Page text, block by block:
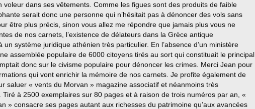
voleur dans ses vêtements. Comme les figues sont des produits de faible
serait donc une personne qui n’hésitait pas à dénoncer des vols sans
être plus précis, sinon vous allez me répondre que jamais plus vous ne
de nos carnets, l’existence de délateurs dans la Grèce antique
un système juridique athénien très particulier. En l’absence d’un ministère
assemblée populaire de 6000 citoyens tirés au sort qui constituait le principal
donc sur le civisme populaire pour dénoncer les crimes. Merci Jean pour
qui vont enrichir la mémoire de nos carnets. Je profite également de
saluer « vents du Morvan » magazine associatif et néanmoins très
Tiré à 2500 exemplaires sur 80 pages et à raison de trois numéros par an, «
» consacre ses pages autant aux richesses du patrimoine qu’aux avancées